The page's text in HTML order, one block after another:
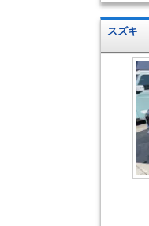
スズキ